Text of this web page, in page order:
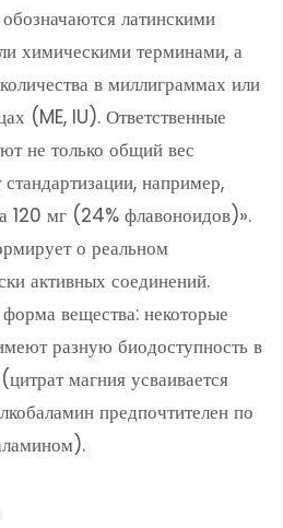
латинскими
химическими терминами, а
в миллиграммах или
(ME, IU). Ответственные
не только общий вес
например,
120 мг (24% флавоноидов)».
о реальном
активных соединений.
вещества: некоторые
разную биодоступность в
магния усваивается
предпочтителен по